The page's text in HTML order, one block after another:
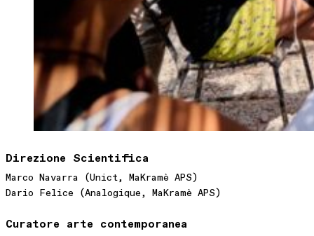
Direzione Scientifica
Marco Navarra (Unict, MaKramè APS)
Dario Felice (Analogique, MaKramè APS)
Curatore arte contemporanea